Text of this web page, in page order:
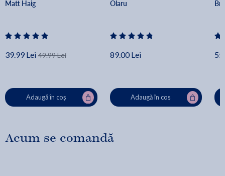
Matt Haig
39.99 Lei 49.99 Lei
Adaugă în coș
Olaru
89.00 Lei
Adaugă în coș
Acum se comandă